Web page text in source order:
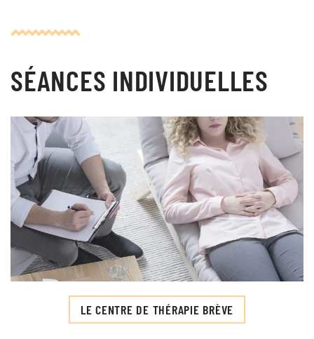
SÉANCES INDIVIDUELLES
LE CENTRE DE THÉRAPIE BRÈVE